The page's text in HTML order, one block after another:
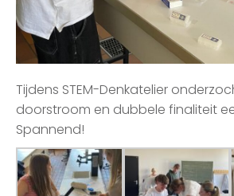
Tijdens STEM-Denkatelier
doorstroom en dubbele finaliteit
Spannend!